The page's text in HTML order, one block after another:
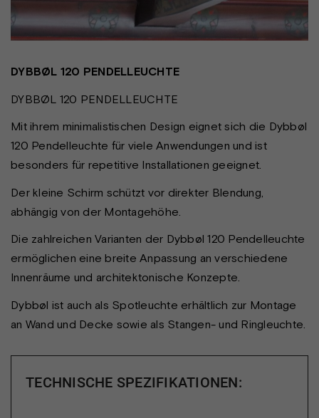
DYBBØL 120 PENDELLEUCHTE
DYBBØL 120 PENDELLEUCHTE
Mit ihrem minimalistischen Design eignet sich die Dybbøl
120 Pendelleuchte für viele Anwendungen und ist
besonders für repetitive Installationen geeignet.
Der kleine Schirm schützt vor direkter Blendung,
abhängig von der Montagehöhe.
Die zahlreichen Varianten der Dybbøl 120 Pendelleuchte
ermöglichen eine breite Anpassung an verschiedene
Innenräume und architektonische Konzepte.
Dybbøl ist auch als Spotleuchte erhältlich zur Montage
an Wand und Decke sowie als Stangen- und Ringleuchte.
TECHNISCHE SPEZIFIKATIONEN: